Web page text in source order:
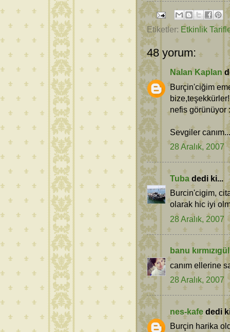
Etiketler: Etkinlik
48 yorum:
Nalan Kaplan
Burçin'ciğim
nefis görünüyor
Sevgiler
28 Aralık, 2007
Tuba dedi ki...
Burcin'cigim,
olarak hic iyi
28 Aralık, 2007
banu kırmızıgül
canım ellerine
28 Aralık, 2007
nes-kafe dedi
Burçin harika